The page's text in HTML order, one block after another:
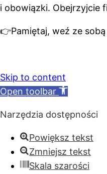
i obowiązki. Obejrzyjcie
👉Pamiętaj, weź ze
Skip to content
Open toolbar
Narzędzia dostępności
Powiększ tekst
Zmniejsz tekst
Skala szarości